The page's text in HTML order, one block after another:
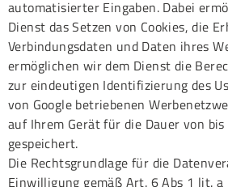
automatisierter Eingaben. Dabei
Dienst das Setzen von Cookies, die
Verbindungsdaten und Daten ihres
ermöglichen wir dem Dienst die
zur eindeutigen Identifizierung des
von Google betriebenen
auf Ihrem Gerät für die Dauer von bis
gespeichert.
Die Rechtsgrundlage für die
Einwilligung gemäß Art. 6 Abs 1 lit. a